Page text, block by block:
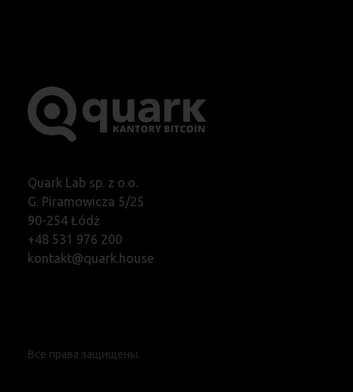
Quark Lab sp. z o.o.
G. Piramowicza 5/25
90-254 Łódź
+48 531 976 200
kontakt@quark.house
Все права защищены.